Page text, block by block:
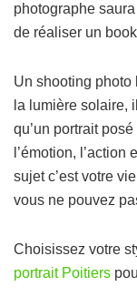
photographe
de réaliser un
Un shooting photo
la lumière solaire,
qu’un portrait
l’émotion,
sujet c’est votre
vous ne pouvez
Choisissez votre
portrait Poitiers